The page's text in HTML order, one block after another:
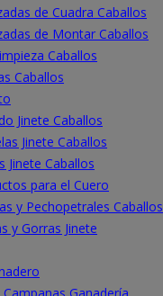
de Cuadra Caballos
de Montar Caballos
Caballos
Caballos
Jinete Caballos
Jinete Caballos
Jinete Caballos
para el Cuero
y Pechopetrales Caballos
y Gorras Jinete